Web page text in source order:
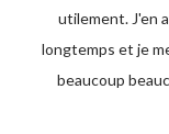
utilement. J'en
longtemps et je
beaucoup